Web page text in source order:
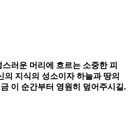
러운 머리에 흐르는 소중한 피
의 지식의 성소이자 하늘과 땅의
이 순간부터 영원히 덮어주시길.